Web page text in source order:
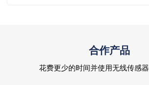
合作产品
花费更少的时间并使用无线传感